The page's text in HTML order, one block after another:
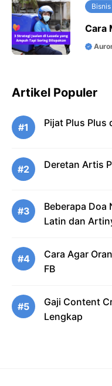
Cara
Artikel Populer
#1 Pijat Plus Plus
#2 Deretan Artis
#3
Beberapa Doa
Latin dan
#4
Cara Agar
FB
#5
Gaji Content
Lengkap